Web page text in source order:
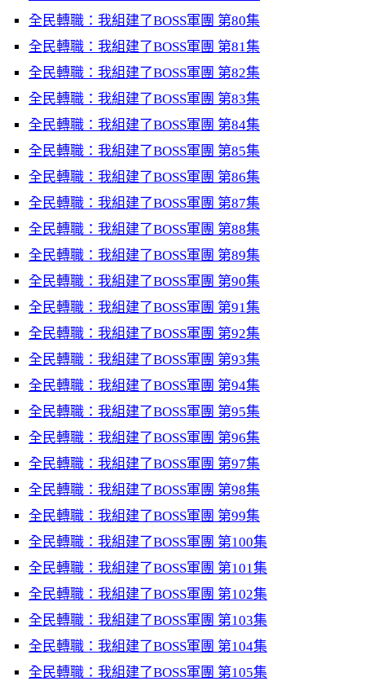
全民轉職：我組建了BOSS軍團 第80集
全民轉職：我組建了BOSS軍團 第81集
全民轉職：我組建了BOSS軍團 第82集
全民轉職：我組建了BOSS軍團 第83集
全民轉職：我組建了BOSS軍團 第84集
全民轉職：我組建了BOSS軍團 第85集
全民轉職：我組建了BOSS軍團 第86集
全民轉職：我組建了BOSS軍團 第87集
全民轉職：我組建了BOSS軍團 第88集
全民轉職：我組建了BOSS軍團 第89集
全民轉職：我組建了BOSS軍團 第90集
全民轉職：我組建了BOSS軍團 第91集
全民轉職：我組建了BOSS軍團 第92集
全民轉職：我組建了BOSS軍團 第93集
全民轉職：我組建了BOSS軍團 第94集
全民轉職：我組建了BOSS軍團 第95集
全民轉職：我組建了BOSS軍團 第96集
全民轉職：我組建了BOSS軍團 第97集
全民轉職：我組建了BOSS軍團 第98集
全民轉職：我組建了BOSS軍團 第99集
全民轉職：我組建了BOSS軍團 第100集
全民轉職：我組建了BOSS軍團 第101集
全民轉職：我組建了BOSS軍團 第102集
全民轉職：我組建了BOSS軍團 第103集
全民轉職：我組建了BOSS軍團 第104集
全民轉職：我組建了BOSS軍團 第105集